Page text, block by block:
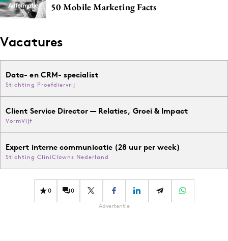
50 Mobile Marketing Facts
Vacatures
Data- en CRM- specialist
Stichting Proefdiervrij
Client Service Director — Relaties, Groei & Impact
VormVijf
Expert interne communicatie (28 uur per week)
Stichting CliniClowns Nederland
0 0
Advertentie